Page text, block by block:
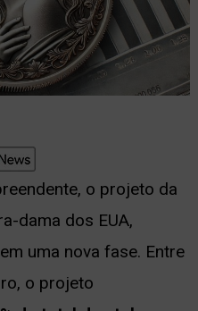
o projeto da
dama dos EUA,
uma nova fase. Entre
o projeto